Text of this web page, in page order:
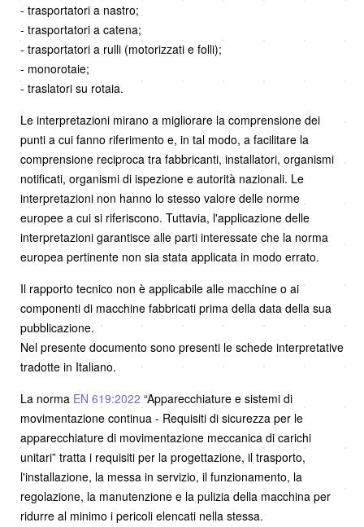
- trasportatori a nastro;
- trasportatori a catena;
- trasportatori a rulli (motorizzati e folli);
- monorotaie;
- traslatori su rotaia.
Le interpretazioni mirano a migliorare la comprensione dei
punti a cui fanno riferimento e, in tal modo, a facilitare la
comprensione reciproca tra fabbricanti, installatori, organismi
notificati, organismi di ispezione e autorità nazionali. Le
interpretazioni non hanno lo stesso valore delle norme
europee a cui si riferiscono. Tuttavia, l'applicazione delle
interpretazioni garantisce alle parti interessate che la norma
europea pertinente non sia stata applicata in modo errato.
Il rapporto tecnico non è applicabile alle macchine o ai
componenti di macchine fabbricati prima della data della sua
pubblicazione.
Nel presente documento sono presenti le schede interpretative
tradotte in Italiano.
La norma EN 619:2022 “Apparecchiature e sistemi di
movimentazione continua - Requisiti di sicurezza per le
apparecchiature di movimentazione meccanica di carichi
unitari” tratta i requisiti per la progettazione, il trasporto,
l'installazione, la messa in servizio, il funzionamento, la
regolazione, la manutenzione e la pulizia della macchina per
ridurre al minimo i pericoli elencati nella stessa.